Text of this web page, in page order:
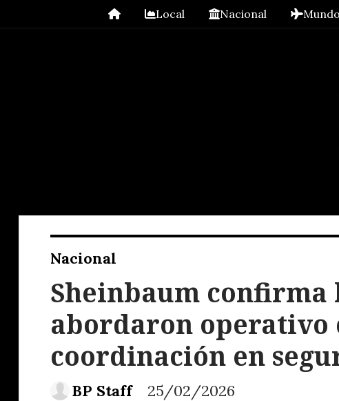
Local Nacional Mundo
Sheinbaum
abordaron operativo
coordinación en
Nacional
25/02/2026
BP Staff